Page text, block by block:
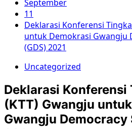
September
11
Deklarasi Konferensi
untuk Demokrasi Gwangju
(GDS) 2021
Uncategorized
Deklarasi
(KTT) Gwangju
Gwangju Democracy